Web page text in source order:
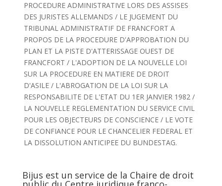
PROCEDURE ADMINISTRATIVE LORS DES ASSISES
DES JURISTES ALLEMANDS / LE JUGEMENT DU
TRIBUNAL ADMINISTRATIF DE FRANCFORT A
PROPOS DE LA PROCEDURE D'APPROBATION DU
PLAN ET LA PISTE D'ATTERISSAGE OUEST DE
FRANCFORT / L'ADOPTION DE LA NOUVELLE LOI
SUR LA PROCEDURE EN MATIERE DE DROIT
D'ASILE / L'ABROGATION DE LA LOI SUR LA
RESPONSABILITE DE L'ETAT DU 1ER JANVIER 1982 /
LA NOUVELLE REGLEMENTATION DU SERVICE CIVIL
POUR LES OBJECTEURS DE CONSCIENCE / LE VOTE
DE CONFIANCE POUR LE CHANCELIER FEDERAL ET
LA DISSOLUTION ANTICIPEE DU BUNDESTAG.
Bijus est un service de la Chaire de droit